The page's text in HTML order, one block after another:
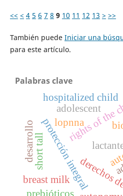
<< < 4 5 6 7 8 9 10 11 12 13 > >>
También puede Iniciar una
para este artículo.
Palabras clave
derechos
protección integral
rights of
adolescent
lopnna
hospitalized child
breast milk
short tall
desarrollo
prebióticos